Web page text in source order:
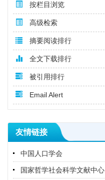
按栏目浏览
高级检索
摘要阅读排行
全文下载排行
被引用排行
Email Alert
友情链接
中国人口学会
国家哲学社会科学文献中心